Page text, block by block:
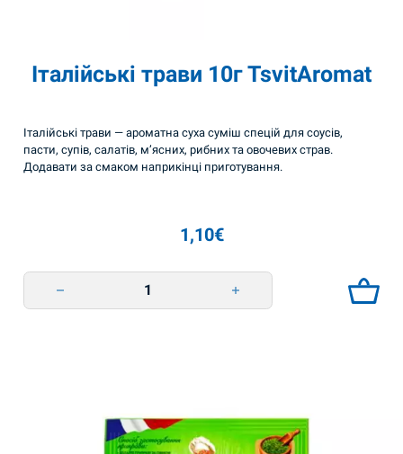
Італійські трави 10г TsvitAromat
Італійські трави — ароматна суха суміш спецій для соусів,
пасти, супів, салатів, м’ясних, рибних та овочевих страв.
Додавати за смаком наприкінці приготування.
1,10€